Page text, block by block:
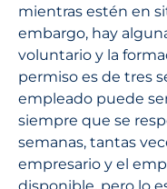
mientras estén en
embargo, hay
voluntario y la
permiso es de tres
empleado puede
siempre que se
semanas, tantas
empresario y el